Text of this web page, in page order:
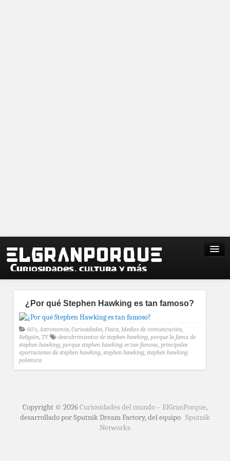
¿Por qué Stephen Hawking es tan famoso?
60's, Astronomía, Curiosidades, Física, Medios de comunicación,
Religión, TV descubrimientos de stephen hawking, porque la fama de
stephen hawking, porque stephen hawking es tan famoso, principales
aportaciones de stephen hawking, stephen hawking, stephen hawking
polemica
Copyright © 2026Curiosidades del mundo – ElGranPorque,
desarrollado por Sputnik Dream Factory, del equipo Sputnik
Networks